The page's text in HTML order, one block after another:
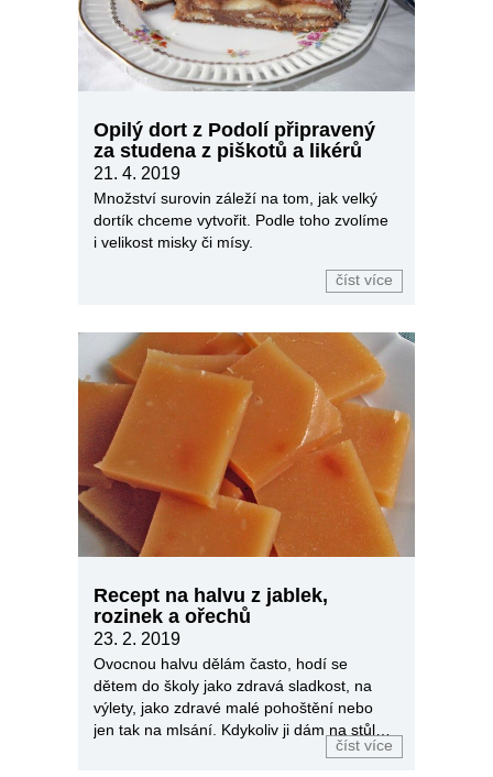
Opilý dort z Podolí připravený
za studena z piškotů a likérů
21. 4. 2019
Množství surovin záleží na tom, jak velký
dortík chceme vytvořit. Podle toho zvolíme
i velikost misky či mísy.
číst více
Recept na halvu z jablek,
rozinek a ořechů
23. 2. 2019
Ovocnou halvu dělám často, hodí se
dětem do školy jako zdravá sladkost, na
výlety, jako zdravé malé pohoštění nebo
jen tak na mlsání. Kdykoliv ji dám na stůl,
číst více